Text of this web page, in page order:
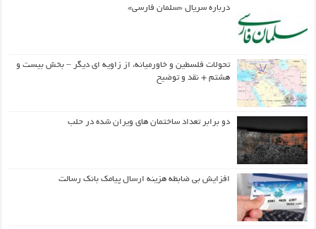
درباره سریال «سلمان فارسی»
تحولات فلسطین و خاورمیانه، از زاویه ای دیگر – بخش بیست و
هشتم + نقد و توضیح
دو برابر تعداد ساختمان های ویران شده در حلب
افزایش بی ضابطه هزینه ارسال پیامک بانک رسالت